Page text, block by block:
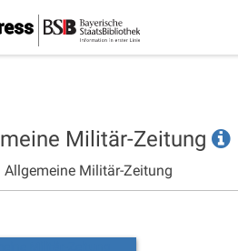
Militär-Zeitung
Allgemeine Militär-Zeitung